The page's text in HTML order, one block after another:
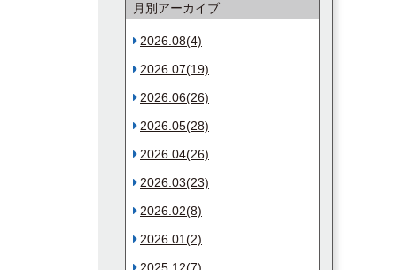
月別アーカイブ
2026.08(4)
2026.07(19)
2026.06(26)
2026.05(28)
2026.04(26)
2026.03(23)
2026.02(8)
2026.01(2)